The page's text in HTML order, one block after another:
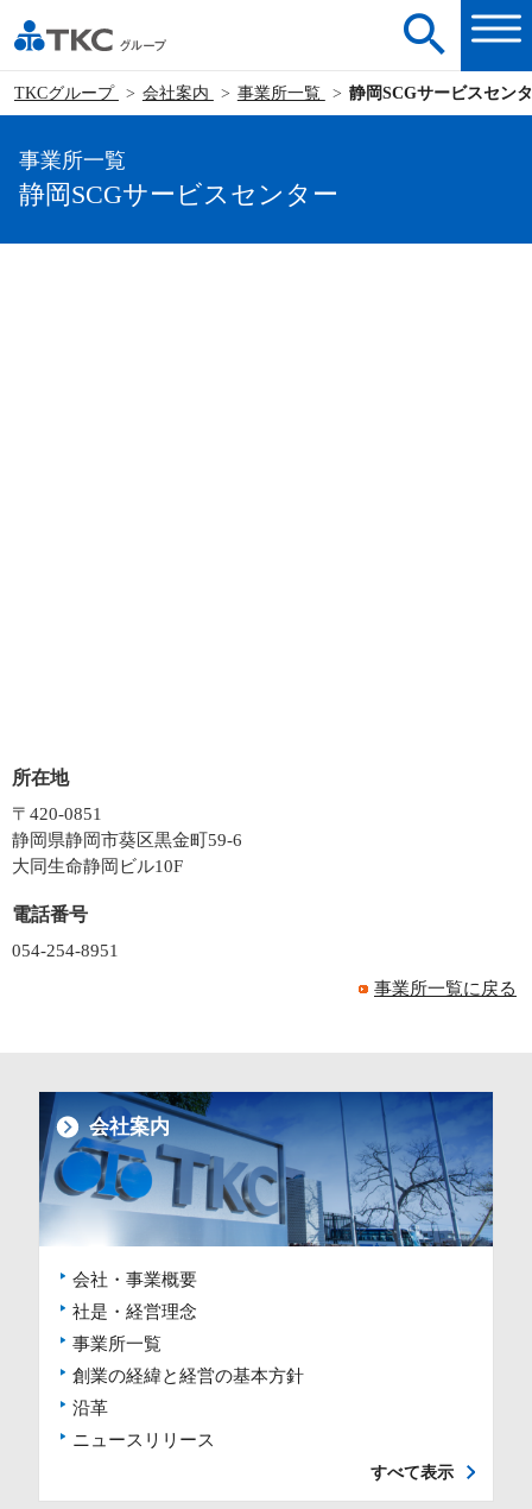
TKCグループ 会社案内 事業所一覧 静岡SCGサービスセン
事業所一覧
静岡SCGサービスセンター
所在地
〒420-0851
静岡県静岡市葵区黒金町59-6
大同生命静岡ビル10F
電話番号
054-254-8951
事業所一覧に戻る
会社案内
会社・事業概要
社是・経営理念
事業所一覧
創業の経緯と経営の基本方針
沿革
ニュースリリース
すべて表示